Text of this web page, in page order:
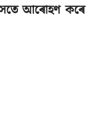
আৰোহণ কৰে